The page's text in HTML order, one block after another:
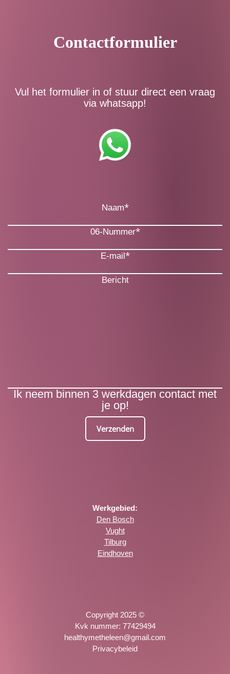
Contactformulier
Vul het formulier in of stuur direct een vraag
via whatsapp!
Naam*
06-Nummer*
E-mail*
Bericht
Ik neem binnen 3 werkdagen contact met
je op!
Verzenden
Werkgebied:
Den Bosch
Vught
Tilburg
Eindhoven
Copyright 2025 ©
Kvk nummer: 77429494
healthymetheleen@gmail.com
Privacybeleid